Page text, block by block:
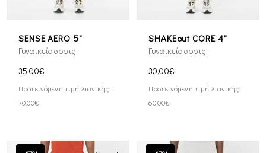
SENSE AERO 5"
Γυναικείο σορτς
35,00€
Προτεινόμενη τιμή λιανικής:
70,00€
SHAKEout CORE 4"
Γυναικείο σορτς
30,00€
Προτεινόμενη τιμή λιανικής:
60,00€